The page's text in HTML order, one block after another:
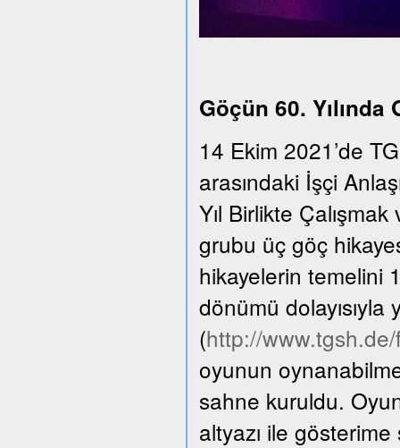
Göçün 60.
14 Ekim 2021’de
arasındaki İşçi
Yıl Birlikte
grubu üç göç
hikayelerin temelini
dönümü dolayısıyla
(http://
oyunun
sahne kuruldu.
altyazı ile